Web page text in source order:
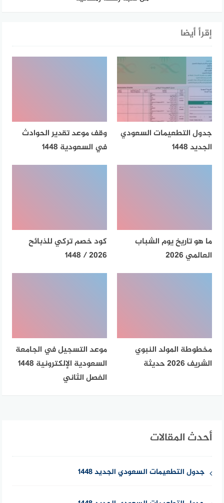
إقرأ أيضا
جدول التطعيمات السعودي
الجديد 1448
وقف موعد تقدير الحوادث
في السعودية 1448
ما هو تاريخ يوم الشباب
العالمي 2026
كود خصم تركي للذبائح
2026 / 1448
مخطوطة المولد النبوي
الشريف 2026 حديثة
موعد التسجيل في الجامعة
السعودية الإلكترونية 1448
الفصل الثاني
أحدث المقالات
جدول التطعيمات السعودي الجديد 1448